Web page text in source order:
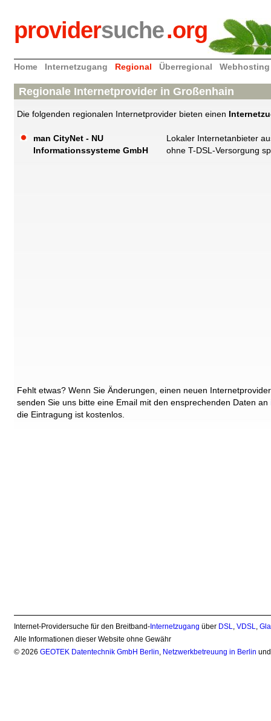
providersuche.org
Home Internetzugang Regional Überregional Webhosting
Regionale Internetprovider in Großenhain
Die folgenden regionalen Internetprovider bieten einen
man CityNet - NU
Informationssysteme GmbH
Lokaler Internetanbieter
ohne T-DSL-Versorgung
Fehlt etwas? Wenn Sie Änderungen, einen neuen
senden Sie uns bitte eine Email mit den ensprechenden Daten an
die Eintragung ist kostenlos.
Internet-Providersuche für den Breitband- Internetzugang über DSL,VDSL,
Alle Informationen dieser Website ohne Gewähr
© 2026GEOTEK Datentechnik GmbH Berlin, Netzwerkbetreuung in Berlin